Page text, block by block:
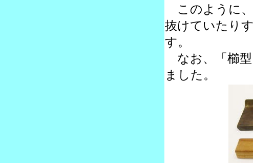
このように、
抜けていたり
す。
なお、「櫛型
ました。